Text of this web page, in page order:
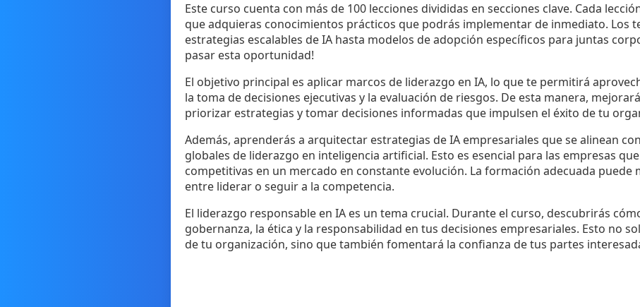
Este curso cuenta con más de 100 lecciones divididas en secciones clave. Cada
que adquieras conocimientos prácticos que podrás implementar de inmediato. Los
estrategias escalables de IA hasta modelos de adopción específicos para juntas
pasar esta oportunidad!
El objetivo principal es aplicar marcos de liderazgo en IA, lo que te permitirá
la toma de decisiones ejecutivas y la evaluación de riesgos. De esta manera,
priorizar estrategias y tomar decisiones informadas que impulsen el éxito de tu
Además, aprenderás a arquitectar estrategias de IA empresariales que se alinean
globales de liderazgo en inteligencia artificial. Esto es esencial para las empresas
competitivas en un mercado en constante evolución. La formación adecuada puede
entre liderar o seguir a la competencia.
El liderazgo responsable en IA es un tema crucial. Durante el curso, descubrirás
gobernanza, la ética y la responsabilidad en tus decisiones empresariales. Esto no
de tu organización, sino que también fomentará la confianza de tus partes